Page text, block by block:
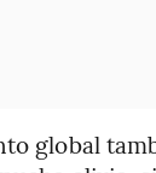
global